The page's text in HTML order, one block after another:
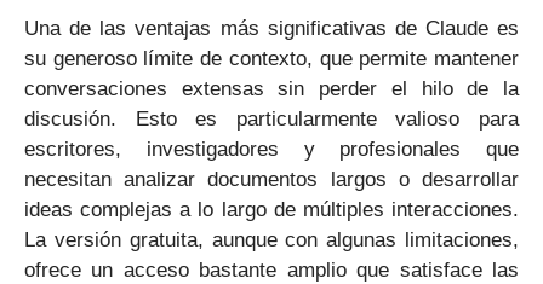
Una de las ventajas más significativas de Claude es
su generoso límite de contexto, que permite mantener
conversaciones extensas sin perder el hilo de la
discusión. Esto es particularmente valioso para
escritores, investigadores y profesionales que
necesitan analizar documentos largos o desarrollar
ideas complejas a lo largo de múltiples interacciones.
La versión gratuita, aunque con algunas limitaciones,
ofrece un acceso bastante amplio que satisface las